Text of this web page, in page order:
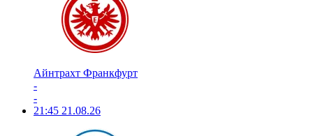
Айнтрахт Франкфурт
-
-
21:45 21.08.26